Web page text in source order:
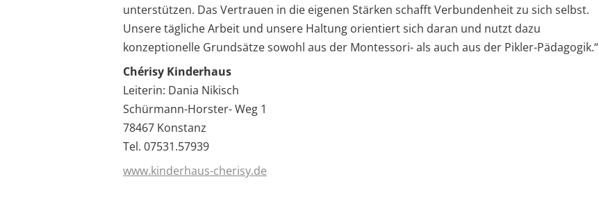
unterstützen. Das Vertrauen in die eigenen Stärken schafft Verbundenheit zu sich selbst.
Unsere tägliche Arbeit und unsere Haltung orientiert sich daran und nutzt dazu
konzeptionelle Grundsätze sowohl aus der Montessori- als auch aus der Pikler-Pädagogik.“
Chérisy Kinderhaus
Leiterin: Dania Nikisch
Schürmann-Horster- Weg 1
78467 Konstanz
Tel. 07531.57939
www.kinderhaus-cherisy.de